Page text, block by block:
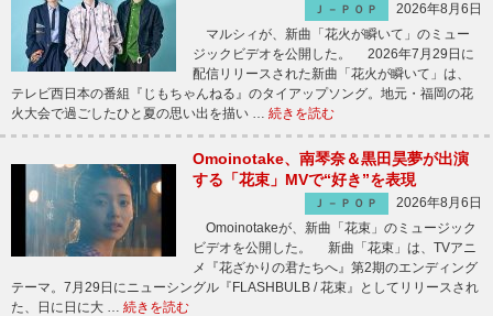
Ｊ－ＰＯＰ
2026年8月6日
マルシィが、新曲「花火が瞬いて」のミュー
ジックビデオを公開した。 2026年7月29日に
配信リリースされた新曲「花火が瞬いて」は、
テレビ西日本の番組『じもちゃんねる』のタイアップソング。地元・福岡の花
火大会で過ごしたひと夏の思い出を描い … 続きを読む
Omoinotake、南琴奈＆黒田昊夢が出演
する「花束」MVで“好き”を表現
Ｊ－ＰＯＰ
2026年8月6日
Omoinotakeが、新曲「花束」のミュージック
ビデオを公開した。 新曲「花束」は、TVアニ
メ『花ざかりの君たちへ』第2期のエンディング
テーマ。7月29日にニューシングル『FLASHBULB / 花束』としてリリースされ
た、日に日に大 … 続きを読む